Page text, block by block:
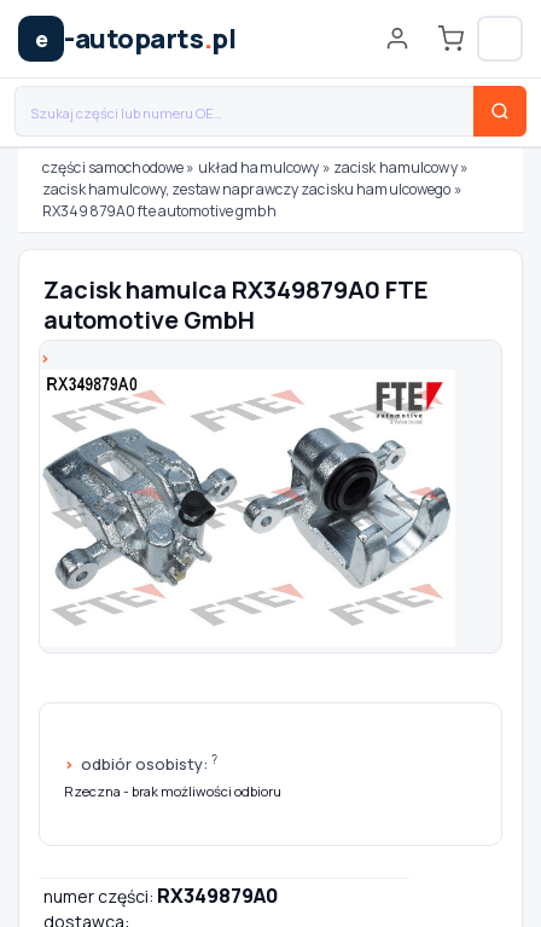
e -autoparts.pl
Wybierz swój pojazd
MARKA
TYP / SILNIK
Szukaj pasujących części
Anuluj
części samochodowe» układ hamulcowy » zacisk hamulcowy»
zacisk hamulcowy, zestaw naprawczy zacisku hamulcowego »
RX349879A0 fte automotive gmbh
Zacisk hamulca RX349879A0 FTE
automotive GmbH
odbiór osobisty: ?
Rzeczna - brak możliwości odbioru
numer części: RX349879A0
dostawca: